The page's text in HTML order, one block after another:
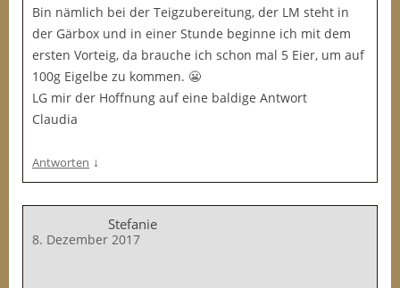
Bin nämlich bei der Teigzubereitung, der LM steht in
der Gärbox und in einer Stunde beginne ich mit dem
ersten Vorteig, da brauche ich schon mal 5 Eier, um auf
100g Eigelbe zu kommen. 😬
LG mir der Hoffnung auf eine baldige Antwort
Claudia
Antworten ↓
Stefanie
8. Dezember 2017